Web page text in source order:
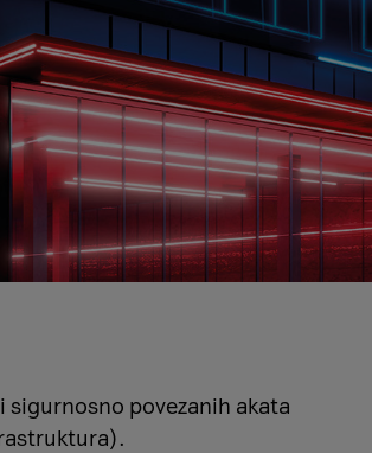
sigurnosno povezanih akata